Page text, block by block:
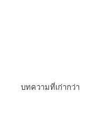
บทความที่เก่ากว่า